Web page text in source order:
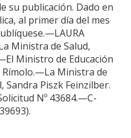
su publicación. Dado en
al primer día del mes
Ministra de Salud,
Ministro de Educación
Ministra de
Sandra Piszk Feinzilber.
Nº 43684.—C-